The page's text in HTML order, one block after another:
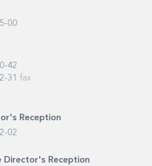
00
42
31 fax
Reception
02
Reception